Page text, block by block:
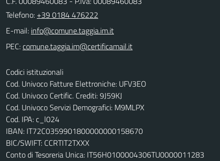
Telefono: +39 0184 476222
E-mail:
PEC:
Codici istituzionali
Cod. Univoco Fatture Elettroniche: UFV3EO
Cod. Univoco Certific. Crediti: 9J59KJ
Cod. Univoco Servizi Demografici: M9MLPX
Cod. IPA: c_l024
IBAN: IT72C0359901800000000158670
BIC/SWIFT: CCRTIT2TXXX
Conto di Tesoreria Unica: IT56H0100004306TU0000011283